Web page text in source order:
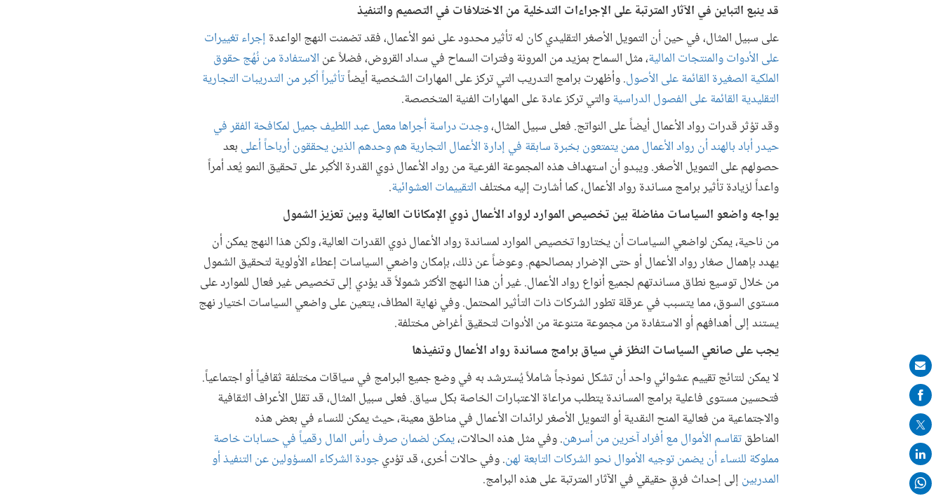
قد ينبع التباين في الآثار المترتبة على الإجراءات التدخلية من الاختلافات في التصميم والتنفيذ
على سبيل المثال، في حين أن التمويل الأصغر التقليدي كان له تأثير محدود على نمو الأعمال، فقد تضمنت النهج الواعدة إجراء تغييرات
على الأدوات والمنتجات المالية، مثل السماح بمزيد من المرونة وفترات السماح في سداد القروض، فضلاً عن الاستفادة من نُهُج حقوق
الملكية الصغيرة القائمة على الأصول. وأظهرت برامج التدريب التي تركز على المهارات الشخصية أيضاًتأثيراً أكبر من التدريبات التجارية
التقليدية القائمة على الفصول الدراسيةوالتي تركز عادة على المهارات الفنية المتخصصة.
وقد تؤثر قدرات رواد الأعمال أيضاً على النواتج. فعلى سبيل المثال،وجدت دراسة أجراها معمل عبد اللطيف جميل لمكافحة الفقر في
حيدر أباد بالهند أن رواد الأعمال ممن يتمتعون بخبرة سابقة في إدارة الأعمال التجارية هم وحدهم الذين يحققون أرباحاً أعلى بعد
حصولهم على التمويل الأصغر. ويبدو أن استهداف هذه المجموعة الفرعية من رواد الأعمال ذوي القدرة الأكبر على تحقيق النمو يُعد أمراً
واعداً لزيادة تأثير برامج مساندة رواد الأعمال، كما أشارت إليه مختلف التقييمات العشوائية.
يواجه واضعو السياسات مفاضلة بين تخصيص الموارد لرواد الأعمال ذوي الإمكانات العالية وبين تعزيز الشمول
من ناحية، يمكن لواضعي السياسات أن يختاروا تخصيص الموارد لمساندة رواد الأعمال ذوي القدرات العالية، ولكن هذا النهج يمكن أن
يهدد بإهمال صغار رواد الأعمال أو حتى الإضرار بمصالحهم. وعوضاً عن ذلك، بإمكان واضعي السياسات إعطاء الأولوية لتحقيق الشمول
من خلال توسيع نطاق مساندتهم لجميع أنواع رواد الأعمال. غير أن هذا النهج الأكثر شمولاً قد يؤدي إلى تخصيص غير فعال للموارد على
مستوى السوق، مما يتسبب في عرقلة تطور الشركات ذات التأثير المحتمل. وفي نهاية المطاف، يتعين على واضعي السياسات اختيار نهج
يستند إلى أهدافهم أو الاستفادة من مجموعة متنوعة من الأدوات لتحقيق أغراض مختلفة.
يجب على صانعي السياسات النظرَ في سياق برامج مساندة رواد الأعمال وتنفيذها
لا يمكن لنتائج تقييم عشوائي واحد أن تشكل نموذجاً شاملاً يُسترشد به في وضع جميع البرامج في سياقات مختلفة ثقافياً أو اجتماعياً.
فتحسين مستوى فاعلية برامج المساندة يتطلب مراعاة الاعتبارات الخاصة بكل سياق. فعلى سبيل المثال، قد تقلل الأعراف الثقافية
والاجتماعية من فعالية المنح النقدية أو التمويل الأصغر لرائدات الأعمال في مناطق معينة، حيث يمكن للنساء في بعض هذه
المناطقتقاسم الأموال مع أفراد آخرين من أسرهن. وفي مثل هذه الحالات،يمكن لضمان صرف رأس المال رقمياً في حسابات خاصة
مملوكة للنساء أن يضمن توجيه الأموال نحو الشركات التابعة لهن. وفي حالات أخرى، قد تؤديجودة الشركاء المسؤولين عن التنفيذ أو
المدربين إلى إحداث فرقٍ حقيقي في الآثار المترتبة على هذه البرامج.
Share
on
mail